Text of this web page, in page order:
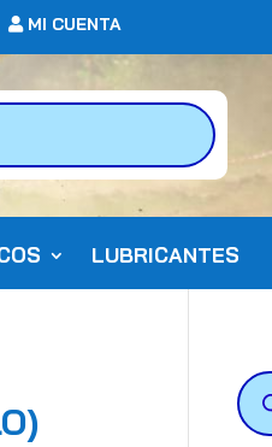
MI CUENTA
LUBRICANTES
de